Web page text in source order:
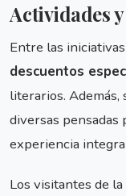
Actividades
Entre las
descuentos
literarios. Además,
diversas pensadas
experiencia
Los visitantes de